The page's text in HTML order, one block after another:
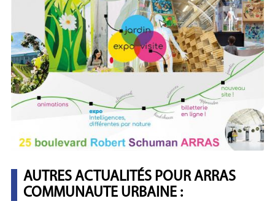
AUTRES ACTUALITÉS POUR ARRAS
COMMUNAUTE URBAINE :